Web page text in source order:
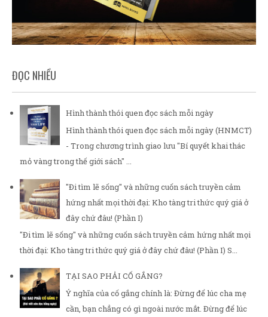
ĐỌC NHIỀU
Hình thành thói quen đọc sách mỗi ngày
Hình thành thói quen đọc sách mỗi ngày (HNMCT)
- Trong chương trình giao lưu "Bí quyết khai thác
mỏ vàng trong thế giới sách" ...
"Đi tìm lẽ sống" và những cuốn sách truyền cảm
hứng nhất mọi thời đại: Kho tàng tri thức quý giá ở
đây chứ đâu! (Phần I)
"Đi tìm lẽ sống" và những cuốn sách truyền cảm hứng nhất mọi
thời đại: Kho tàng tri thức quý giá ở đây chứ đâu! (Phần I) S...
TẠI SAO PHẢI CỐ GẮNG?
Ý nghĩa của cố gắng chính là: Đừng để lúc cha mẹ
cần, bạn chẳng có gì ngoài nước mắt. Đừng để lúc